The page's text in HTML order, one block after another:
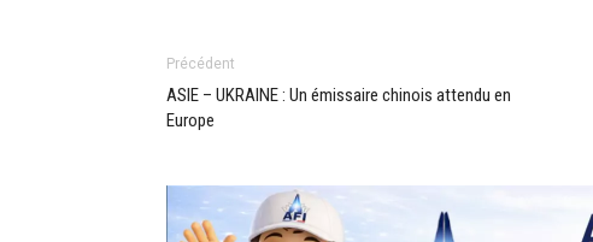
Précédent
ASIE – UKRAINE : Un émissaire chinois attendu en
Europe